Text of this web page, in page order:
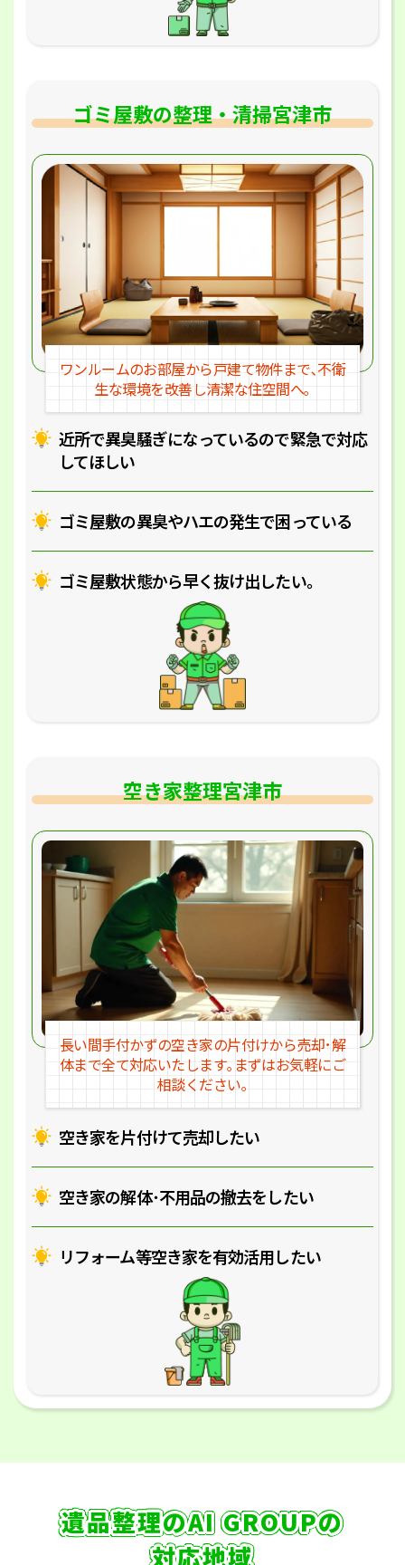
ゴミ屋敷の整理・清掃宮津市
近所で異臭騒ぎになっているので緊急で対応
してほしい
ゴミ屋敷の異臭やハエの発生で困っている
ゴミ屋敷状態から早く抜け出したい｡
ワンルームのお部屋から戸建て物件まで､不衛
生な環境を改善し清潔な住空間へ｡
空き家整理宮津市
空き家を片付けて売却したい
空き家の解体･不用品の撤去をしたい
リフォーム等空き家を有効活用したい
長い間手付かずの空き家の片付けから売却･解
体まで全て対応いたします｡ まずはお気軽にご
相談ください｡
遺品整理のAI GROUPの
対応地域